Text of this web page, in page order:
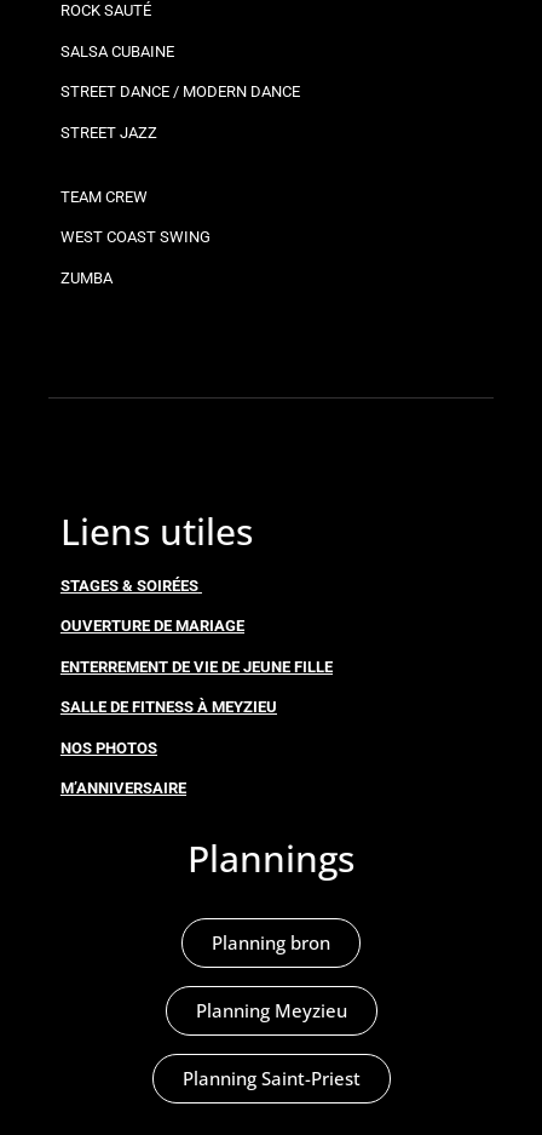
ROCK SAUTÉ
SALSA CUBAINE
STREET DANCE / MODERN DANCE
STREET JAZZ
TEAM CREW
WEST COAST SWING
ZUMBA
Liens utiles
STAGES & SOIRÉES
OUVERTURE DE MARIAGE
ENTERREMENT DE VIE DE JEUNE FILLE
SALLE DE FITNESS À MEYZIEU
NOS PHOTOS
M’ANNIVERSAIRE
Plannings
Planning bron
Planning Meyzieu
Planning Saint-Priest